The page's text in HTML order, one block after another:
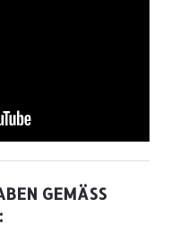
GEMÄSS G